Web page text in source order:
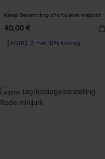
Keep Swimming shorts met visprint
40,00 €
【AG18】2 met 10% korting
NIEUW